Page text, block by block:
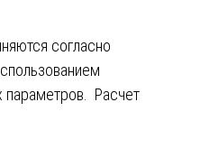
согласно
параметров. Расчет